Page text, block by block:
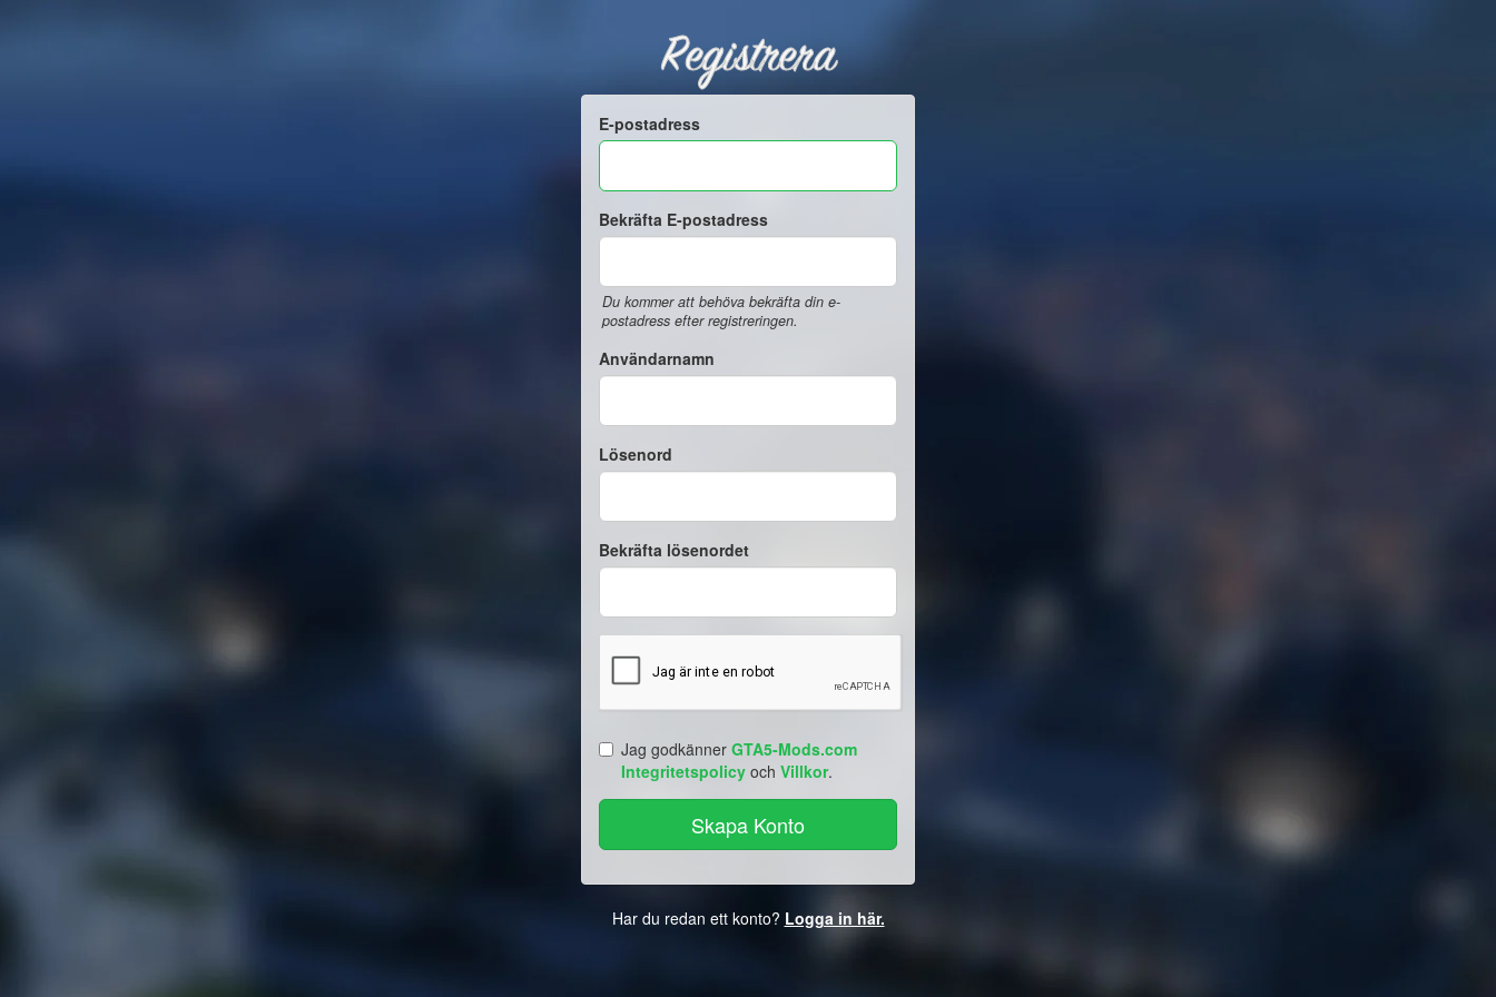
Registrera
E-postadress
Bekräfta E-postadress
Du kommer att behöva bekräfta din e-
postadress efter registreringen.
Användarnamn
Lösenord
Bekräfta lösenordet
Jag godkänner GTA5-Mods.com
Integritetspolicy och Villkor.
Har du redan ett konto? Logga in här.